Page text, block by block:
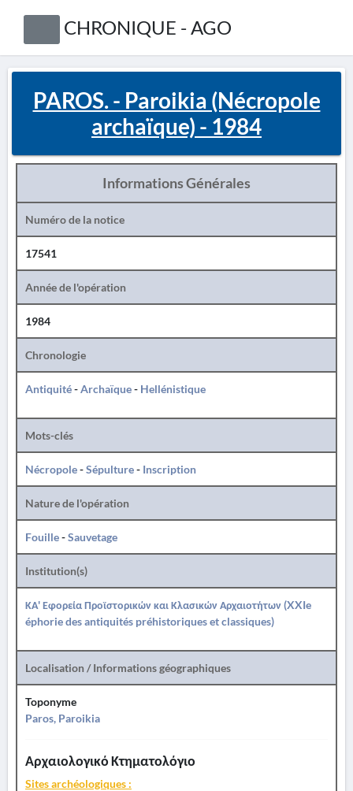
CHRONIQUE - AGO
PAROS. - Paroikia (Nécropole
archaïque) - 1984
Informations Générales
Numéro de la notice
17541
Année de l'opération
1984
Chronologie
Antiquité-Archaïque- Hellénistique
Mots-clés
Nécropole-Sépulture- Inscription
Nature de l'opération
Fouille-Sauvetage
Institution(s)
ΚΑ' Εφορεία Προϊστορικών και Κλασικών Αρχαιοτήτων (XXIe
éphorie des antiquités préhistoriques et classiques)
Localisation / Informations géographiques
Toponyme
Paros, Paroikia
Αρχαιολογικό Κτηματολόγιο
Sites archéologiques :